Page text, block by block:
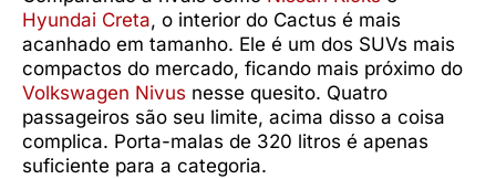
Hyundai Creta, o interior do Cactus é mais
acanhado em tamanho. Ele é um dos SUVs mais
compactos do mercado, ficando mais próximo do
Volkswagen Nivus nesse quesito. Quatro
passageiros são seu limite, acima disso a coisa
complica. Porta-malas de 320 litros é apenas
suficiente para a categoria.